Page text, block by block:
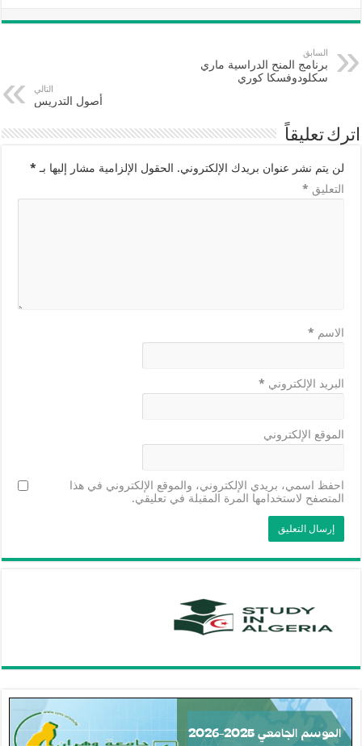
السابق
برنامج المنح الدراسية ماري
سكلودوفسكا كوري
التالي
أصول التدريس
اترك تعليقاً
لن يتم نشر عنوان بريدك الإلكتروني. الحقول الإلزامية مشار إليها بـ *
التعليق *
الاسم *
البريد الإلكتروني *
الموقع الإلكتروني
احفظ اسمي، بريدي الإلكتروني، والموقع الإلكتروني في هذا
المتصفح لاستخدامها المرة المقبلة في تعليقي.